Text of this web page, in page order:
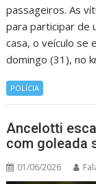
passageiros. As
para participar de
casa, o veículo se
domingo (31), no
POLÍCIA
Ancelotti
com goleada
01/06/2026